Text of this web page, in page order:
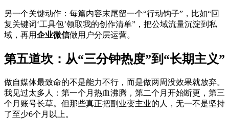
另一个关键动作：每篇内容末尾留一个“行动钩子”，比如“回
复关键词‘工具包’领取我的创作清单”，把公域流量沉淀到私
域，再用企业微信做用户分层运营。
第五道坎：从“三分钟热度”到“长期主义”
做自媒体最致命的不是能力不行，而是做两周没效果就放弃。
我见过太多人：第一个月热血沸腾，第二个月开始断更，第三
个月账号长草。但那些真正把副业变主业的人，无一不是坚持
了至少6个月以上。